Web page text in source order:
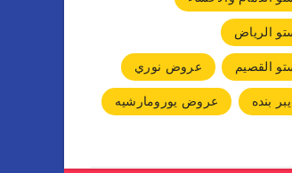
الرياض
القصيم
عروض نوري
بنده
عروض يورومارشيه